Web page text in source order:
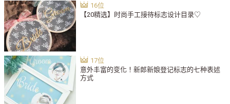
【20精选】时尚手工接待标志设计目录♡
意外丰富的变化！新郎新娘登记标志的七种表述
方式